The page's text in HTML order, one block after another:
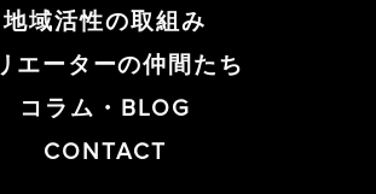
地域活性の取組み
エーターの仲間たち
コラム・BLOG
CONTACT